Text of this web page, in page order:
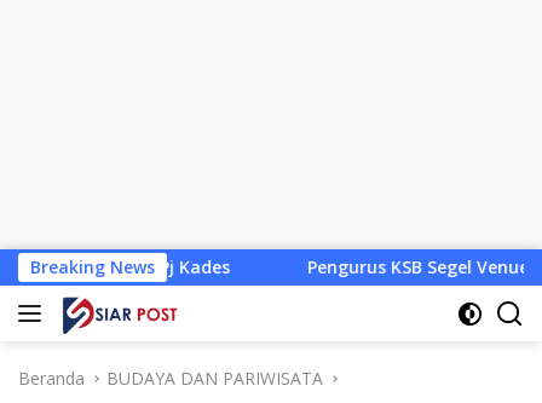
Langsung
ke
konten
Breaking News
Kades Pengurus KSB Segel Venue Panjat Tebing
Beranda BUDAYA DAN PARIWISATA